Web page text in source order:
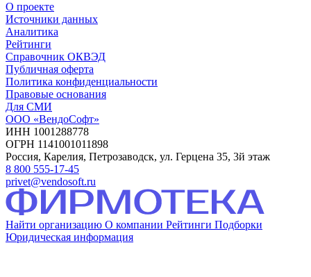
О проекте
Источники данных
Аналитика
Рейтинги
Справочник ОКВЭД
Публичная оферта
Политика конфиденциальности
Правовые основания
Для СМИ
ООО «ВендоСофт»
ИНН 1001288778
ОГРН 1141001011898
Россия, Карелия, Петрозаводск, ул. Герцена 35, 3й этаж
8 800 555-17-45
privet@vendosoft.ru
Найти организацию О компании Рейтинги Подборки
Юридическая информация